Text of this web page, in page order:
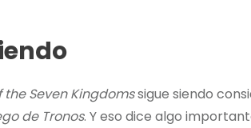
the Seven Kingdomssigue siendo
de Tronos. Y eso dice algo